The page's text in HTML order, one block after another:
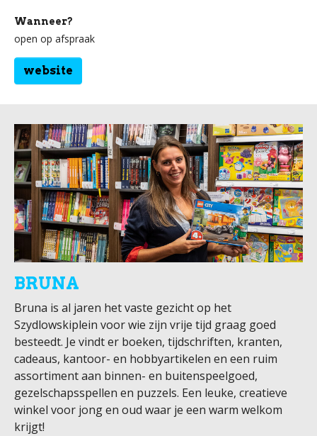
Wanneer?
open op afspraak
website
BRUNA
Bruna is al jaren het vaste gezicht op het
Szydlowskiplein voor wie zijn vrije tijd graag goed
besteedt. Je vindt er boeken, tijdschriften, kranten,
cadeaus, kantoor- en hobbyartikelen en een ruim
assortiment aan binnen- en buitenspeelgoed,
gezelschapsspellen en puzzels. Een leuke, creatieve
winkel voor jong en oud waar je een warm welkom
krijgt!